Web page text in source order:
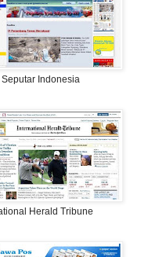
Indonesia
Herald Tribune